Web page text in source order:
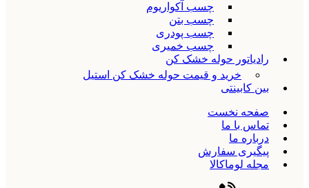
چسب آکواریوم
چسب بتن
چسب پودری
چسب خمیری
رادیاتور حوله خشک کن
خرید و قیمت حوله خشک کن استیل
بین کابینتی
صفحه نخست
تماس با ما
درباره ما
پیگیری سفارش
مجله لوماکالا